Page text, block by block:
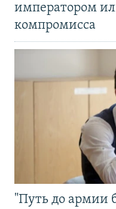
императором
компромисса
"Путь до армии